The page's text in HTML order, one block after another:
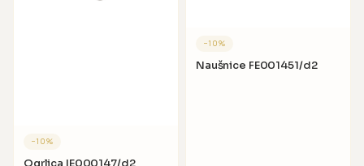
−10%
Ogrlica IE000147/d2
−10%
Naušnice FE001451/d2